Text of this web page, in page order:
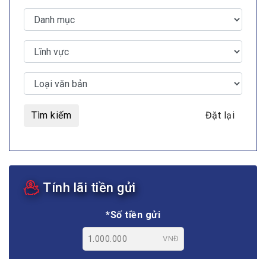
Tìm kiếm Đặt lại
Tính lãi tiền gửi
*Số tiền gửi
VNĐ